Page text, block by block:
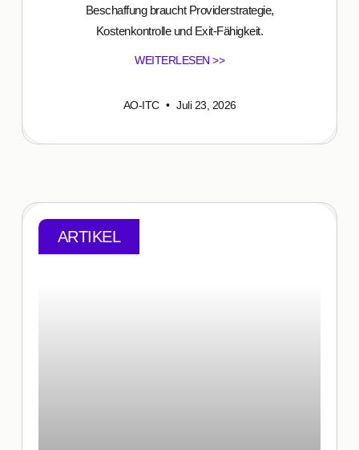
Beschaffung braucht Providerstrategie,
Kostenkontrolle und Exit-Fähigkeit.
WEITERLESEN >>
AO-ITC Juli 23, 2026
ARTIKEL